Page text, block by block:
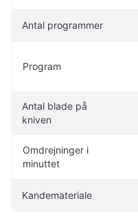
Antal programmer
Program
Antal blade på
kniven
Omdrejninger i
minuttet
Kandemateriale